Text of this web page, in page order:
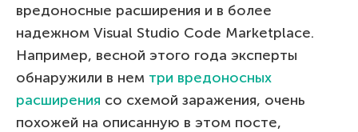
вредоносные расширения и в более
надежном Visual Studio Code Marketplace.
Например, весной этого года эксперты
обнаружили в нем три вредоносных
расширения со схемой заражения, очень
похожей на описанную в этом посте,